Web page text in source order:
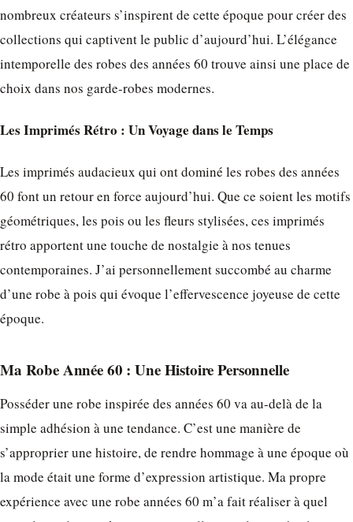
nombreux créateurs s’inspirent de cette époque pour créer des
collections qui captivent le public d’aujourd’hui. L’élégance
intemporelle des robes des années 60 trouve ainsi une place de
choix dans nos garde-robes modernes.
Les Imprimés Rétro : Un Voyage dans le Temps
Les imprimés audacieux qui ont dominé les robes des années
60 font un retour en force aujourd’hui. Que ce soient les motifs
géométriques, les pois ou les fleurs stylisées, ces imprimés
rétro apportent une touche de nostalgie à nos tenues
contemporaines. J’ai personnellement succombé au charme
d’une robe à pois qui évoque l’effervescence joyeuse de cette
époque.
Ma Robe Année 60 : Une Histoire Personnelle
Posséder une robe inspirée des années 60 va au-delà de la
simple adhésion à une tendance. C’est une manière de
s’approprier une histoire, de rendre hommage à une époque où
la mode était une forme d’expression artistique. Ma propre
expérience avec une robe années 60 m’a fait réaliser à quel